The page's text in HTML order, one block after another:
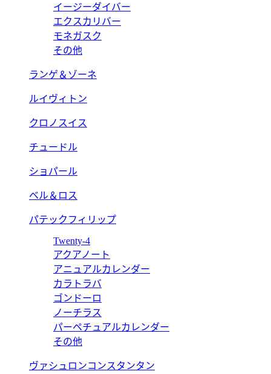
イージーダイバー
エクスカリバー
モネガスク
その他
ランゲ＆ゾーネ
ルイヴィトン
クロノスイス
チュードル
ショパール
ベル＆ロス
パテックフィリップ
Twenty-4
アクアノート
アニュアルカレンダー
カラトラバ
ゴンドーロ
ノーチラス
パーペチュアルカレンダー
その他
ヴァシュロンコンスタンタン